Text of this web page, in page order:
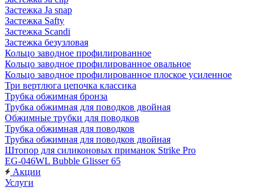
Застежка Ja snap
Застежка Safty
Застежка Scandi
Застежка безузловая
Кольцо заводное профилированное
Кольцо заводное профилированное овальное
Кольцо заводное профилированное плоское усиленное
Три вертлюга цепочка классика
Трубка обжимная бронза
Трубка обжимная для поводков двойная
Обжимные трубки для поводков
Трубка обжимная для поводков
Трубка обжимная для поводков двойная
Штопор для силиконовых приманок Strike Pro
EG-046WL Bubble Glisser 65
Акции
Услуги